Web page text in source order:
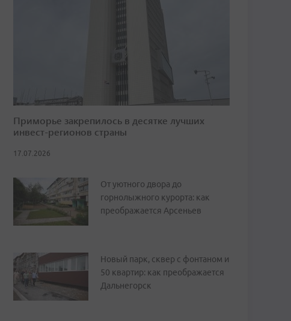
Приморье закрепилось в десятке лучших
инвест-регионов страны
17.07.2026
От уютного двора до
горнолыжного курорта: как
преображается Арсеньев
Новый парк, сквер с фонтаном и
50 квартир: как преображается
Дальнегорск